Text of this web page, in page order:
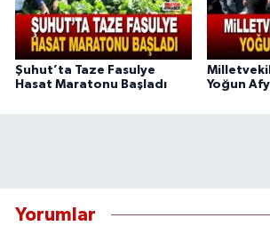
Şuhut’ta Taze Fasulye
Hasat Maratonu Başladı
Yoğun
Yorumlar